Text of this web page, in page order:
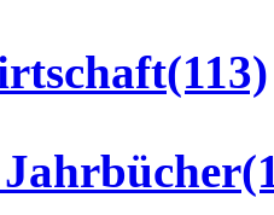
(113)